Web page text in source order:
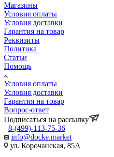
Магазины
Условия оплаты
Условия доставки
Гарантия на товар
Реквизиты
Политика
Статьи
Помощь
Условия оплаты
Условия доставки
Гарантия на товар
Вопрос-ответ
Подписаться на рассылку
8-(499)-113-75-36
info@docke.market
ул. Корочанская, 85А